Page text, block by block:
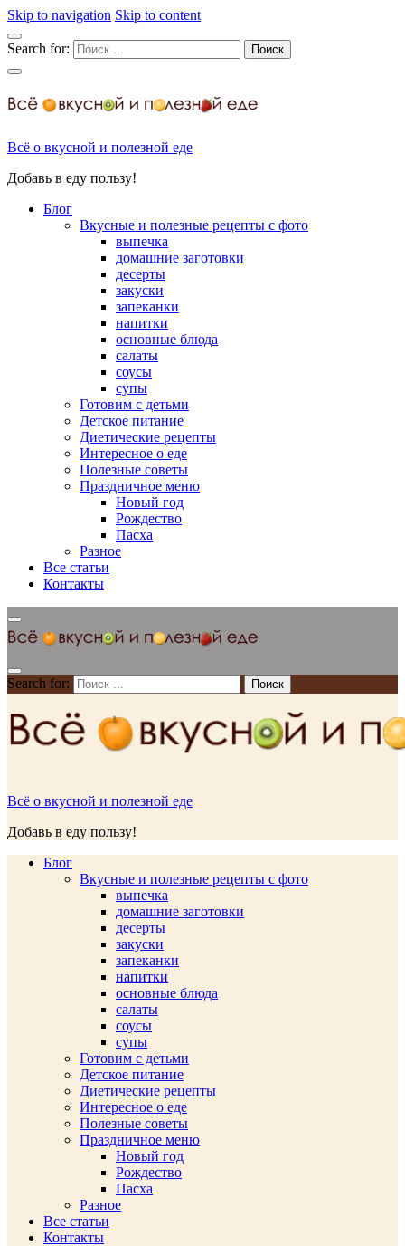
Skip to navigation Skip to content
Search for:
Всё о вкусной и полезной еде
Добавь в еду пользу!
Блог
Вкусные и полезные рецепты с фото
выпечка
домашние заготовки
десерты
закуски
запеканки
напитки
основные блюда
салаты
соусы
супы
Готовим с детьми
Детское питание
Диетические рецепты
Интересное о еде
Полезные советы
Праздничное меню
Новый год
Рождество
Пасха
Разное
Все статьи
Контакты
Search for:
Всё о вкусной и полезной еде
Добавь в еду пользу!
Блог
Вкусные и полезные рецепты с фото
выпечка
домашние заготовки
десерты
закуски
запеканки
напитки
основные блюда
салаты
соусы
супы
Готовим с детьми
Детское питание
Диетические рецепты
Интересное о еде
Полезные советы
Праздничное меню
Новый год
Рождество
Пасха
Разное
Все статьи
Контакты